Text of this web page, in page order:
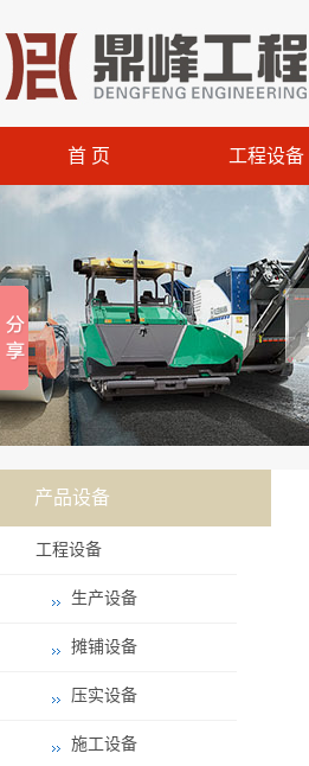
首 页 工程设备
产品设备
工程设备
生产设备
摊铺设备
压实设备
施工设备